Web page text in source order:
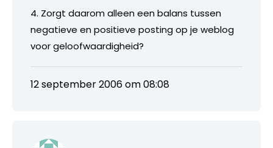
4. Zorgt daarom alleen een balans tussen
negatieve en positieve posting op je weblog
voor geloofwaardigheid?
12 september 2006 om 08:08